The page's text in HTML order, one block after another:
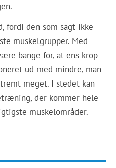
fordi den som sagt ikke
muskelgrupper. Med
bange for, at ens krop
ud med mindre, man
meget. I stedet kan
der kommer hele
muskelområder.